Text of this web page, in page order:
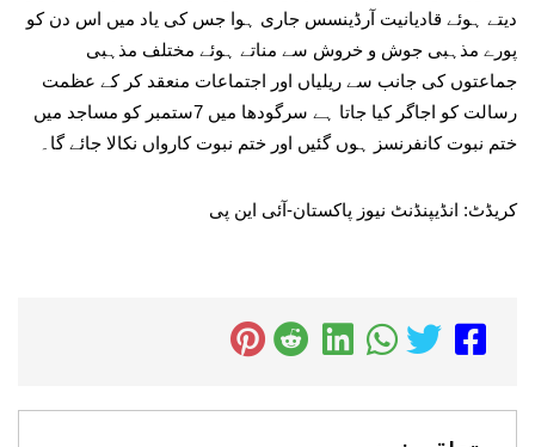
دیتے ہوئے قادیانیت آرڈینسس جاری ہوا جس کی یاد میں اس دن کو
پورے مذہبی جوش و خروش سے مناتے ہوئے مختلف مذہبی
جماعتوں کی جانب سے ریلیاں اور اجتماعات منعقد کر کے عظمت
رسالت کو اجاگر کیا جاتا ہے سرگودھا میں 7ستمبر کو مساجد میں
ختم نبوت کانفرنسز ہوں گئیں اور ختم نبوت کارواں نکالا جائے گا۔
کریڈٹ: انڈیپنڈنٹ نیوز پاکستان-آئی این پی